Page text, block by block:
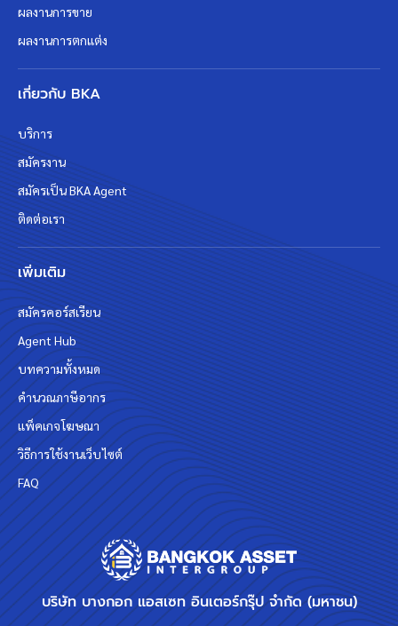
บริษัท บางกอก แอสเซท อินเตอร์กรุ๊ป จำกัด (มหาชน)
ผลงานการขาย
ผลงานการตกแต่ง
เกี่ยวกับ BKA
บริการ
สมัครงาน
สมัครเป็น BKA Agent
ติดต่อเรา
เพิ่มเติม
สมัครคอร์สเรียน
Agent Hub
บทความทั้งหมด
คำนวณภาษีอากร
แพ็คเกจโฆษณา
วิธีการใช้งานเว็บไซต์
FAQ